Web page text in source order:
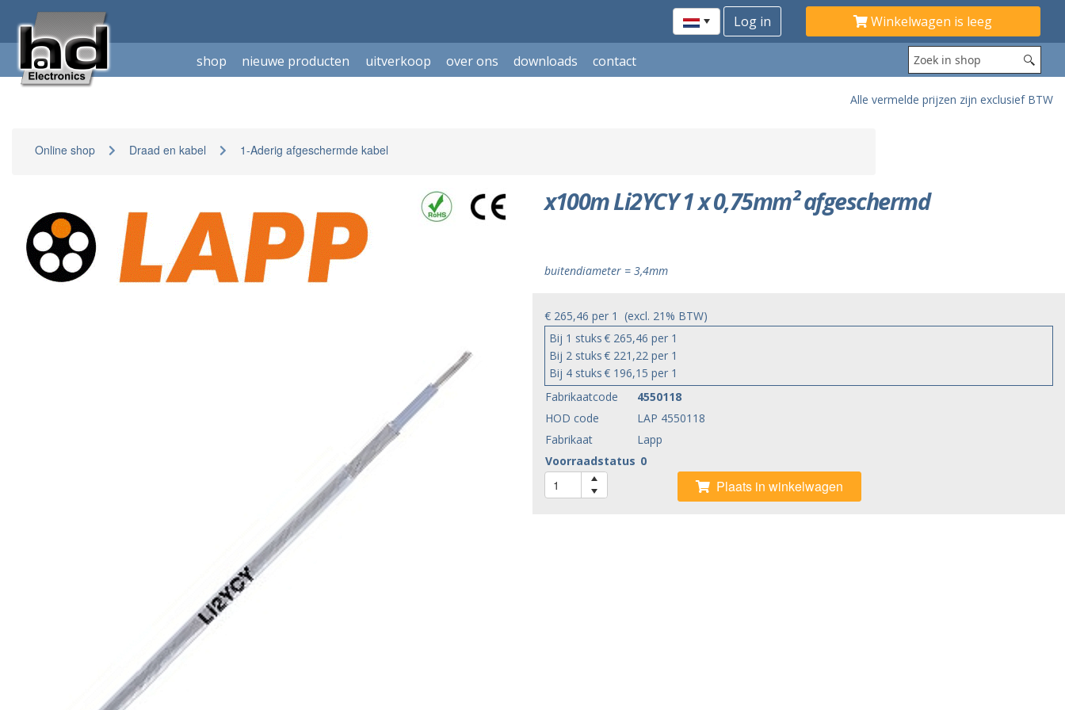
Winkelwagen is leeg
shop nieuwe producten uitverkoop over ons downloads contact
Alle vermelde prijzen zijn exclusief BTW
Online shop Draad en kabel 1-Aderig afgeschermde kabel
x100m Li2YCY 1 x 0,75mm² afgeschermd
buitendiameter = 3,4mm
€ 265,46 per 1 (excl. 21% BTW)
Bij 1 stuks€ 265,46 per 1
Bij 2 stuks€ 221,22 per 1
Bij 4 stuks€ 196,15 per 1
Fabrikaatcode
4550118
HOD code
LAP 4550118
Fabrikaat
Lapp
Voorraadstatus 0
Plaats in winkelwagen